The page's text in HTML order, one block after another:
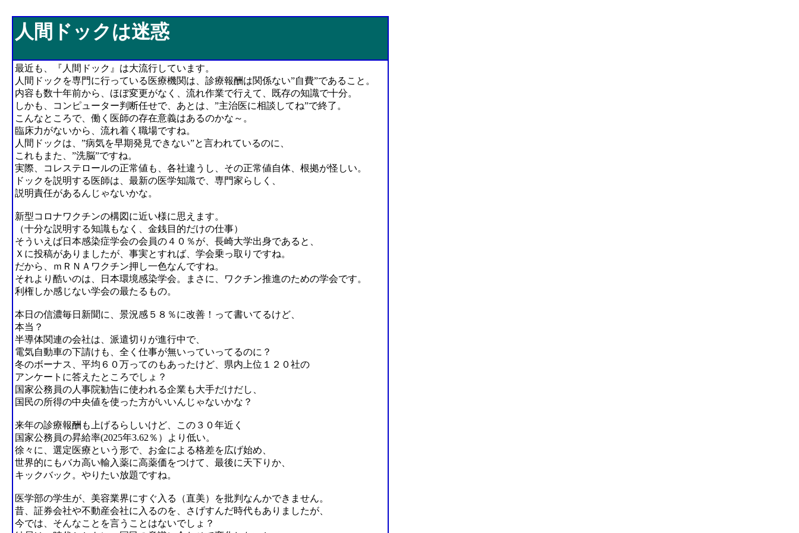
人間ドックは迷惑
最近も、『人間ドック』は大流行しています。
人間ドックを専門に行っている医療機関は、診療報酬は関係ない”自費”であること。
内容も数十年前から、ほぼ変更がなく、流れ作業で行えて、既存の知識で十分。
しかも、コンピューター判断任せで、あとは、”主治医に相談してね”で終了。
こんなところで、働く医師の存在意義はあるのかな～。
臨床力がないから、流れ着く職場ですね。
人間ドックは、”病気を早期発見できない”と言われているのに、
これもまた、”洗脳”ですね。
実際、コレステロールの正常値も、各社違うし、その正常値自体、根拠が怪しい。
ドックを説明する医師は、最新の医学知識で、専門家らしく、
説明責任があるんじゃないかな。
新型コロナワクチンの構図に近い様に思えます。
（十分な説明する知識もなく、金銭目的だけの仕事）
そういえば日本感染症学会の会員の４０％が、長崎大学出身であると、
Ｘに投稿がありましたが、事実とすれば、学会乗っ取りですね。
だから、ｍＲＮＡワクチン押し一色なんですね。
それより酷いのは、日本環境感染学会。まさに、ワクチン推進のための学会です。
利権しか感じない学会の最たるもの。
本日の信濃毎日新聞に、景況感５８％に改善！って書いてるけど、
本当？
半導体関連の会社は、派遣切りが進行中で、
電気自動車の下請けも、全く仕事が無いっていってるのに？
冬のボーナス、平均６０万ってのもあったけど、県内上位１２０社の
アンケートに答えたところでしょ？
国家公務員の人事院勧告に使われる企業も大手だけだし、
国民の所得の中央値を使った方がいいんじゃないかな？
来年の診療報酬も上げるらしいけど、この３０年近く
国家公務員の昇給率(2025年3.62％）より低い。
徐々に、選定医療という形で、お金による格差を広げ始め、
世界的にもバカ高い輸入薬に高薬価をつけて、最後に天下りか、
キックバック。やりたい放題ですね。
医学部の学生が、美容業界にすぐ入る（直美）を批判なんかできません。
昔、証券会社や不動産会社に入るのを、さげすんだ時代もありましたが、
今では、そんなことを言うことはないでしょ？